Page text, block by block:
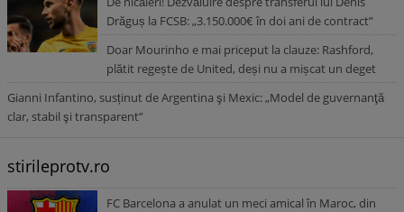
Drăguș la FCSB: „3.150.000€ în doi ani de contract”
Doar Mourinho e mai priceput la clauze: Rashford,
plătit regește de United, deși nu a mișcat un deget
Gianni Infantino, susținut de Argentina şi Mexic: „Model de guvernanţă
clar, stabil şi transparent”
stirileprotv.ro
FC Barcelona a anulat un meci amical în Maroc, din